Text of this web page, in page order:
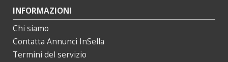
INFORMAZIONI
Chi siamo
Contatta Annunci InSella
Termini del servizio